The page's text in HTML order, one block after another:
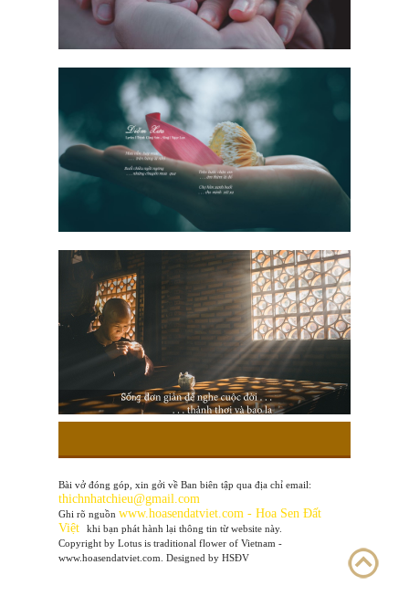
Bài vở đóng góp, xin gởi về Ban biên tập qua địa chỉ email:
thichnhatchieu@gmail.com
Ghi rõ nguồn www.hoasendatviet.com - Hoa Sen Đất
Việt
khi bạn phát hành lại thông tin từ website này.
Copyright by Lotus is traditional flower of Vietnam -
www.hoasendatviet.com. Designed by HSĐV